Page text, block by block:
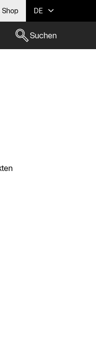
Shop DE
Suchen